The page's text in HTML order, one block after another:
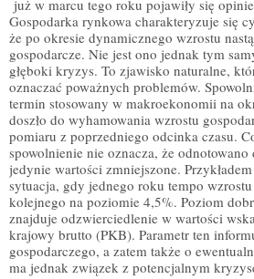
już w marcu tego roku pojawiły się
Gospodarka rynkowa charakteryzuje się
że po okresie dynamicznego wzrostu
gospodarcze. Nie jest ono jednak tym
głęboki kryzys. To zjawisko naturalne,
oznaczać poważnych problemów.
termin stosowany w makroekonomii na
doszło do wyhamowania wzrostu
pomiaru z poprzedniego odcinka czasu.
spowolnienie nie oznacza, że odnotowano
jedynie wartości zmniejszone.
sytuacja, gdy jednego roku tempo
kolejnego na poziomie 4,5%. Poziom
znajduje odzwierciedlenie w wartości
krajowy brutto (PKB). Parametr ten
gospodarczego, a zatem także o
ma jednak związek z potencjalnym